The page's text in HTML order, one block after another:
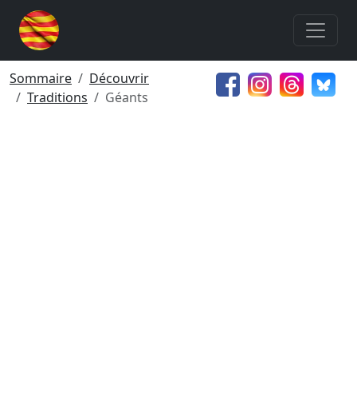
Sommaire
Découvrir
Traditions
Géants